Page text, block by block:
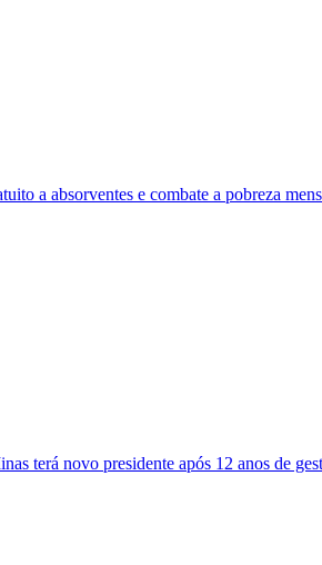
a absorventes e combate a pobreza
terá novo presidente após 12 anos de